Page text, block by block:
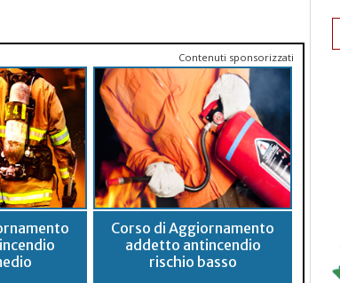
Contenuti sponsorizzati
Corso di Aggiornamento
addetto antincendio
rischio basso